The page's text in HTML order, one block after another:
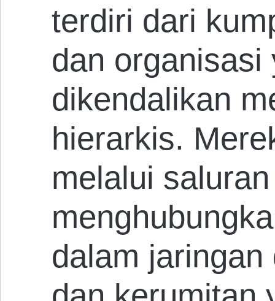
terdiri dari
dan organisasi
dikendalikan
hierarkis.
melalui
dalam